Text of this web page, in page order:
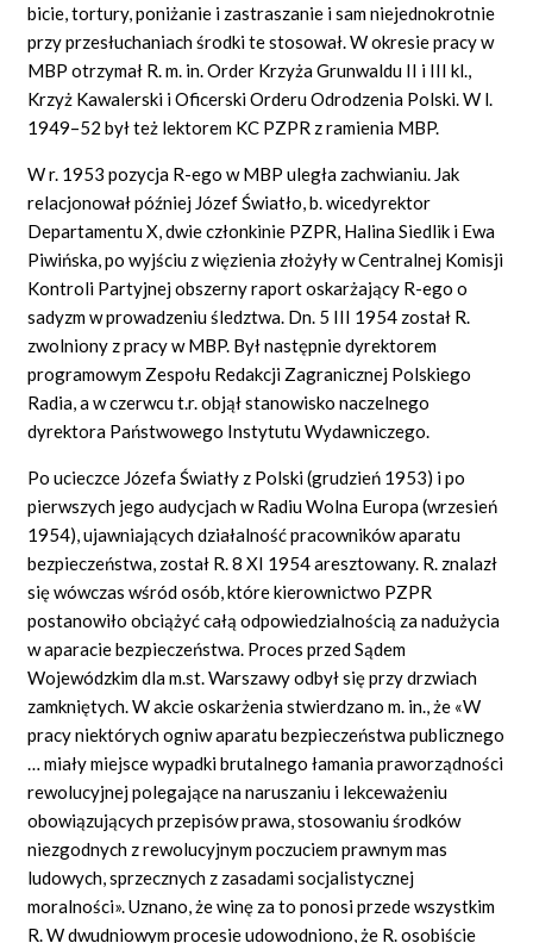
bicie, tortury, poniżanie i zastraszanie i sam niejednokrotnie
przy przesłuchaniach środki te stosował. W okresie pracy w
MBP otrzymał R. m. in. Order Krzyża Grunwaldu II i III kl.,
Krzyż Kawalerski i Oficerski Orderu Odrodzenia Polski. W l.
1949–52 był też lektorem KC PZPR z ramienia MBP.
W r. 1953 pozycja R-ego w MBP uległa zachwianiu. Jak
relacjonował później Józef Światło, b. wicedyrektor
Departamentu X, dwie członkinie PZPR, Halina Siedlik i Ewa
Piwińska, po wyjściu z więzienia złożyły w Centralnej Komisji
Kontroli Partyjnej obszerny raport oskarżający R-ego o
sadyzm w prowadzeniu śledztwa. Dn. 5 III 1954 został R.
zwolniony z pracy w MBP. Był następnie dyrektorem
programowym Zespołu Redakcji Zagranicznej Polskiego
Radia, a w czerwcu t.r. objął stanowisko naczelnego
dyrektora Państwowego Instytutu Wydawniczego.
Po ucieczce Józefa Światły z Polski (grudzień 1953) i po
pierwszych jego audycjach w Radiu Wolna Europa (wrzesień
1954), ujawniających działalność pracowników aparatu
bezpieczeństwa, został R. 8 XI 1954 aresztowany. R. znalazł
się wówczas wśród osób, które kierownictwo PZPR
postanowiło obciążyć całą odpowiedzialnością za nadużycia
w aparacie bezpieczeństwa. Proces przed Sądem
Wojewódzkim dla m.st. Warszawy odbył się przy drzwiach
zamkniętych. W akcie oskarżenia stwierdzano m. in., że «W
pracy niektórych ogniw aparatu bezpieczeństwa publicznego
… miały miejsce wypadki brutalnego łamania praworządności
rewolucyjnej polegające na naruszaniu i lekceważeniu
obowiązujących przepisów prawa, stosowaniu środków
niezgodnych z rewolucyjnym poczuciem prawnym mas
ludowych, sprzecznych z zasadami socjalistycznej
moralności». Uznano, że winę za to ponosi przede wszystkim
R. W dwudniowym procesie udowodniono, że R. osobiście